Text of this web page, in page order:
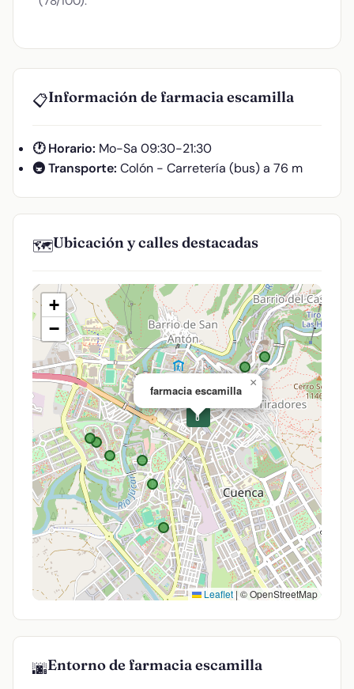
📋Información de farmacia escamilla
🕐 Horario: Mo-Sa 09:30-21:30
🚇 Transporte: Colón - Carretería (bus) a 76 m
🗺️Ubicación y calles destacadas
💊
farmacia escamilla
×
+
−
Leaflet | © OpenStreetMap
🌆Entorno de farmacia escamilla